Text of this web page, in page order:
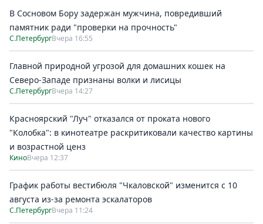
В Сосновом Бору задержан мужчина, повредивший
памятник ради "проверки на прочность"
С.ПетербургВчера 16:55
Главной природной угрозой для домашних кошек на
Северо-Западе признаны волки и лисицы
С.ПетербургВчера 14:27
Красноярский "Луч" отказался от проката нового
"Колобка": в кинотеатре раскритиковали качество картины
и возрастной ценз
КиноВчера 12:37
График работы вестибюля "Чкаловской" изменится с 10
августа из-за ремонта эскалаторов
С.ПетербургВчера 11:24